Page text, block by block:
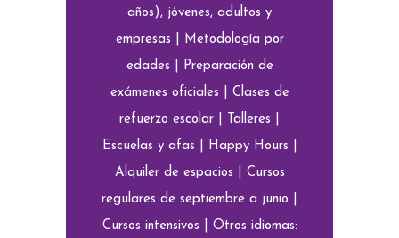
años), jóvenes, adultos y
empresas | Metodología por
edades | Preparación de
exámenes oficiales | Clases de
refuerzo escolar | Talleres |
Escuelas y afas | Happy Hours |
Alquiler de espacios | Cursos
regulares de septiembre a junio |
Cursos intensivos | Otros idiomas: